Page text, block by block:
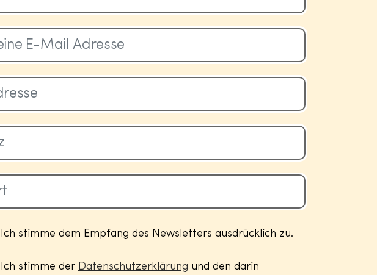
Ich stimme dem Empfang des Newsletters ausdrücklich zu.
Ich stimme der Datenschutzerklärung und den darin